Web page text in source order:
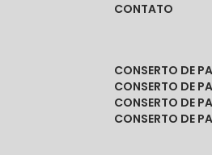
CONTATO
CONSERTO DE
CONSERTO DE
CONSERTO DE
CONSERTO DE